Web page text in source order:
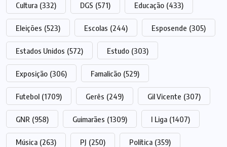
Cultura (332) DGS (571) Educação (433)
Eleições (523) Escolas (244) Esposende (305)
Estados Unidos (572) Estudo (303)
Exposição (306) Famalicão (529)
Futebol (1709) Gerês (249) Gil Vicente (307)
GNR (958) Guimarães (1309) I Liga (1407)
Música (263) PJ (250) Política (359)